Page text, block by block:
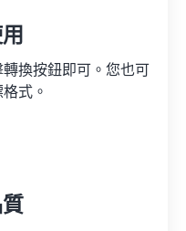
換按鈕即可。您也可
式。